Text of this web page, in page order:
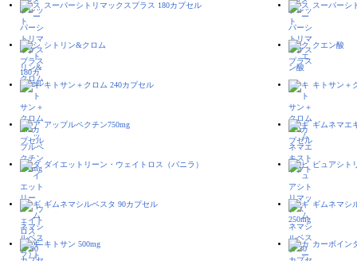
スーパーシトリマックスプラス 180カプセル スーパーシ
シトリン&クロム クエン酸
キトサン＋クロム 240カプセル キトサン＋
アップルペクチン750mg ギムネマエ
ダイエットリーン・ウェイトロス（バニラ） ピュアシト
ギムネマシルベスタ 90カプセル ギムネマシ
キトサン 500mg カーボイン